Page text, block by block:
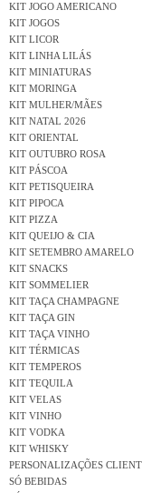
KIT JOGO AMERICANO
KIT JOGOS
KIT LICOR
KIT LINHA LILÁS
KIT MINIATURAS
KIT MORINGA
KIT MULHER/MÃES
KIT NATAL 2026
KIT ORIENTAL
KIT OUTUBRO ROSA
KIT PÁSCOA
KIT PETISQUEIRA
KIT PIPOCA
KIT PIZZA
KIT QUEIJO & CIA
KIT SETEMBRO AMARELO
KIT SNACKS
KIT SOMMELIER
KIT TAÇA CHAMPAGNE
KIT TAÇA GIN
KIT TAÇA VINHO
KIT TÉRMICAS
KIT TEMPEROS
KIT TEQUILA
KIT VELAS
KIT VINHO
KIT VODKA
KIT WHISKY
PERSONALIZAÇÕES
SÓ BEBIDAS